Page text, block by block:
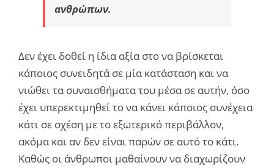
ανθρώπων.
Δεν έχει δοθεί η ίδια αξία στο να βρίσκεται
κάποιος συνειδητά σε μία κατάσταση και να
νιώθει τα συναισθήματα του μέσα σε αυτήν, όσο
έχει υπερεκτιμηθεί το να κάνει κάποιος συνέχεια
κάτι σε σχέση με το εξωτερικό περιβάλλον,
ακόμα και αν δεν είναι παρών σε αυτό το κάτι.
Καθώς οι άνθρωποι μαθαίνουν να διαχωρίζουν